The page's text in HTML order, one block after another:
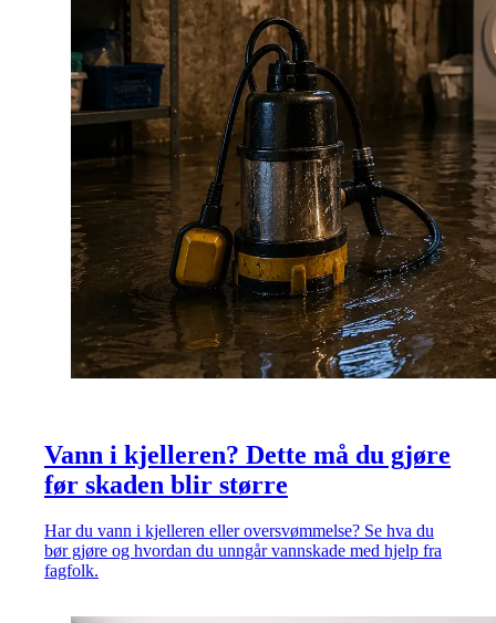
Vann i kjelleren? Dette må du gjøre
før skaden blir større
Har du vann i kjelleren eller oversvømmelse? Se hva du
bør gjøre og hvordan du unngår vannskade med hjelp fra
fagfolk.